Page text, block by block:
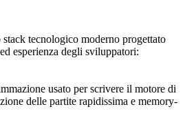
tecnologico moderno progettato
esperienza degli sviluppatori:
usato per scrivere il motore di
delle partite rapidissima e memory-